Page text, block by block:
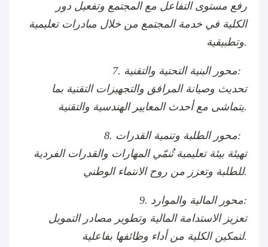
الكلية في خدمة المجتمع من خلال مبادرات تعليمية
وتطبيقية.
7. محور البنية التحتية والتقنية:
يتماشى مع أحدث المعايير الهندسية والتقنية.
8. محور الطلبة وتنمية القدرات:
للطلبة وتعزز من روح الانتماء الوطني.
9. محور المالية والموارد:
لتمكين الكلية من أداء وظائفها بفاعلية.